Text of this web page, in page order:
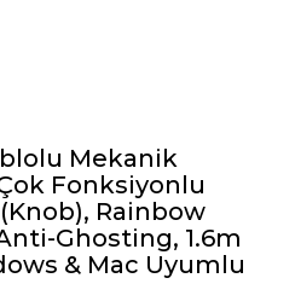
Mekanik
Fonksiyonlu
Rainbow
Ghosting, 1.6m
& Mac Uyumlu